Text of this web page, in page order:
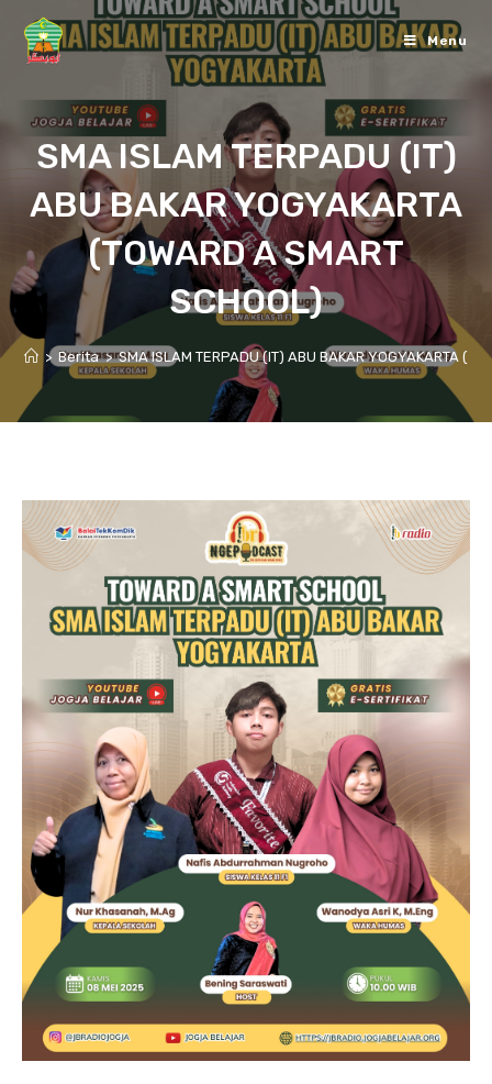
content
Menu
SMA ISLAM TERPADU (IT)
ABU BAKAR YOGYAKARTA
(TOWARD A SMART
SCHOOL)
> Berita > SMA ISLAM TERPADU (IT) ABU BAKAR YOGYAKARTA